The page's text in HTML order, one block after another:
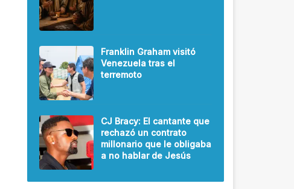
Franklin Graham visitó
Venezuela tras el
terremoto
CJ Bracy: El cantante que
rechazó un contrato
millonario que le obligaba
a no hablar de Jesús